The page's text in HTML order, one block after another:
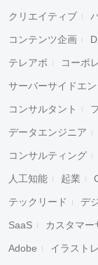
クリエイティブ
コンテンツ企画
テレアポ コーポ
サーバーサイドエ
コンサルタント
データエンジニア
コンサルティング
人工知能 起業
テックリード デ
SaaS カスタマー
Adobe イラスト